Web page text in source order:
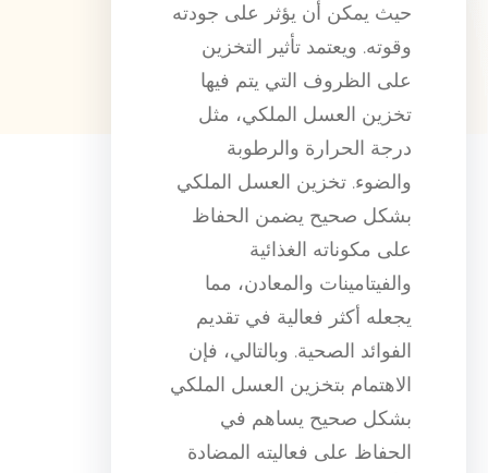
حيث يمكن أن يؤثر على جودته
وقوته. ويعتمد تأثير التخزين
على الظروف التي يتم فيها
تخزين العسل الملكي، مثل
درجة الحرارة والرطوبة
والضوء. تخزين العسل الملكي
بشكل صحيح يضمن الحفاظ
على مكوناته الغذائية
والفيتامينات والمعادن، مما
يجعله أكثر فعالية في تقديم
الفوائد الصحية. وبالتالي، فإن
الاهتمام بتخزين العسل الملكي
بشكل صحيح يساهم في
الحفاظ على فعاليته المضادة